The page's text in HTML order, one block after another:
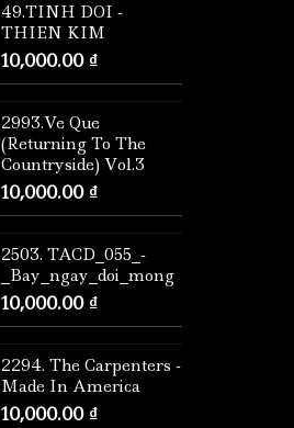
49.TINH DOI -
THIEN KIM
10,000.00 ₫
2993.Ve Que
(Returning To The
Countryside) Vol.3
10,000.00 ₫
2503. TACD_055_-
_Bay_ngay_doi_mong
10,000.00 ₫
2294. The Carpenters -
Made In America
10,000.00 ₫